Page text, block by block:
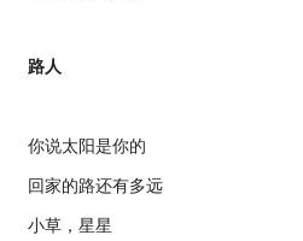
路人
你说太阳是你的
回家的路还有多远
小草，星星